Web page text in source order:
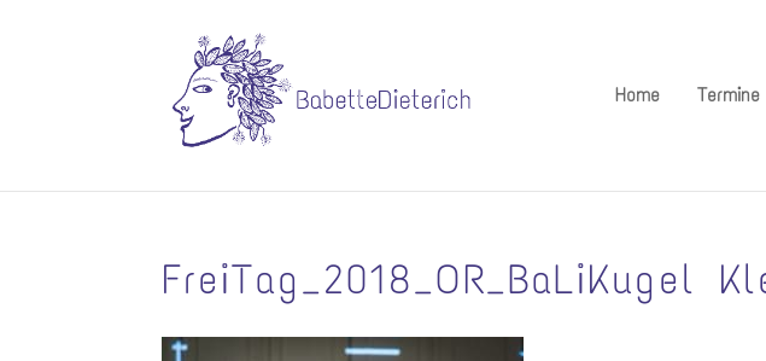
Home Termine
FreiTag_2018_OR_BaLiKugel